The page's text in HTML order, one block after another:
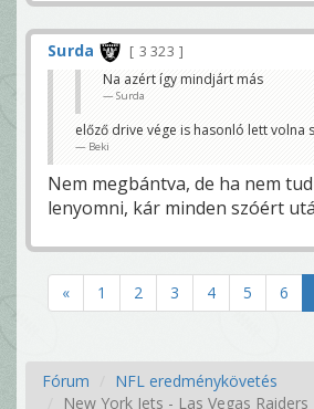
Surda
3 323
Na azért így mindjárt más
Surda
előző drive vége is hasonló lett volna
Beki
Nem megbántva, de ha nem
lenyomni, kár minden szóért
« 1 2 3 4 5 6
Fórum
NFL eredménykövetés
New York Jets - Las Vegas Raiders